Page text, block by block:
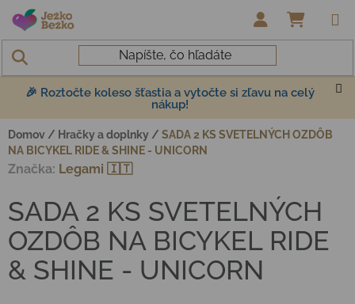
Prejsť na obsah
🎉 Roztočte koleso šťastia a vytočte si zľavu na celý
nákup!
Domov / Hračky a doplnky / SADA 2 KS SVETELNÝCH OZDÔB
NA BICYKEL RIDE & SHINE - UNICORN
SADA 2 KS SVETELNÝCH
OZDÔB NA BICYKEL RIDE
& SHINE - UNICORN
Značka: Legami 🇮🇹